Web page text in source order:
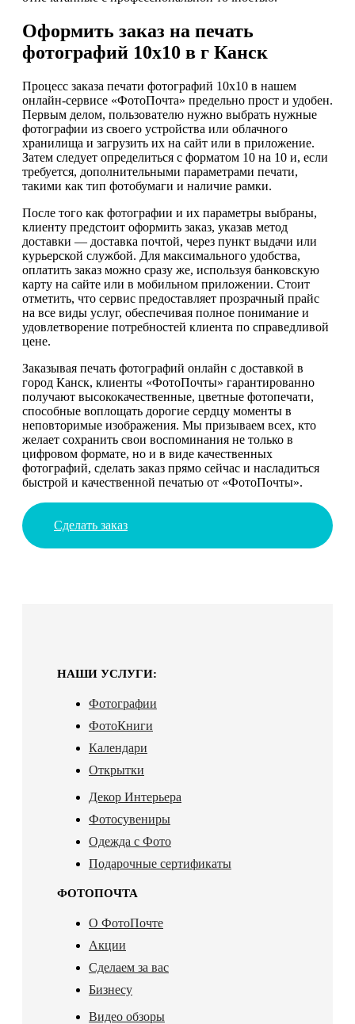
Оформить заказ на печать
фотографий 10х10 в г Канск
Процесс заказа печати фотографий 10х10 в нашем
онлайн-сервисе «ФотоПочта» предельно прост и удобен.
Первым делом, пользователю нужно выбрать нужные
фотографии из своего устройства или облачного
хранилища и загрузить их на сайт или в приложение.
Затем следует определиться с форматом 10 на 10 и, если
требуется, дополнительными параметрами печати,
такими как тип фотобумаги и наличие рамки.
После того как фотографии и их параметры выбраны,
клиенту предстоит оформить заказ, указав метод
доставки — доставка почтой, через пункт выдачи или
курьерской службой. Для максимального удобства,
оплатить заказ можно сразу же, используя банковскую
карту на сайте или в мобильном приложении. Стоит
отметить, что сервис предоставляет прозрачный прайс
на все виды услуг, обеспечивая полное понимание и
удовлетворение потребностей клиента по справедливой
цене.
Заказывая печать фотографий онлайн с доставкой в
город Канск, клиенты «ФотоПочты» гарантированно
получают высококачественные, цветные фотопечати,
способные воплощать дорогие сердцу моменты в
неповторимые изображения. Мы призываем всех, кто
желает сохранить свои воспоминания не только в
цифровом формате, но и в виде качественных
фотографий, сделать заказ прямо сейчас и насладиться
быстрой и качественной печатью от «ФотоПочты».
Сделать заказ
НАШИ УСЛУГИ:
Фотографии
ФотоКниги
Календари
Открытки
Декор Интерьера
Фотосувениры
Одежда с Фото
Подарочные сертификаты
ФОТОПОЧТА
О ФотоПочте
Акции
Сделаем за вас
Бизнесу
Видео обзоры